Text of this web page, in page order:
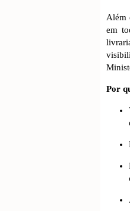
Além
em
Por